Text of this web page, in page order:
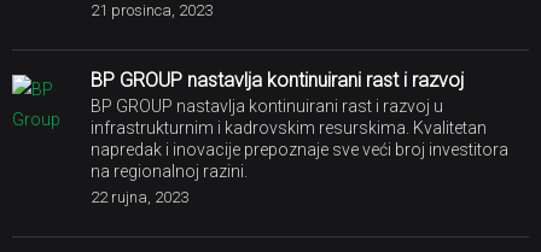
21 prosinca, 2023
BP GROUP nastavlja kontinuirani rast i razvoj
BP GROUP nastavlja kontinuirani rast i razvoj u
infrastrukturnim i kadrovskim resurskima. Kvalitetan
napredak i inovacije prepoznaje sve veći broj investitora
na regionalnoj razini.
22 rujna, 2023